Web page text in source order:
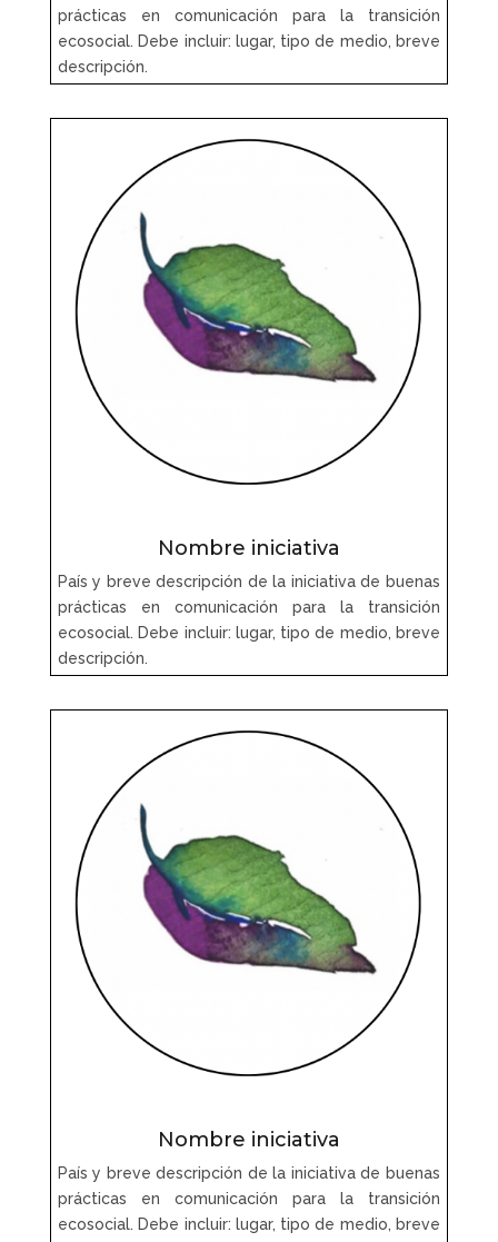
prácticas en comunicación para la transición
ecosocial. Debe incluir: lugar, tipo de medio, breve
descripción.
Nombre iniciativa
País y breve descripción de la iniciativa de buenas
prácticas en comunicación para la transición
ecosocial. Debe incluir: lugar, tipo de medio, breve
descripción.
Nombre iniciativa
País y breve descripción de la iniciativa de buenas
prácticas en comunicación para la transición
ecosocial. Debe incluir: lugar, tipo de medio, breve